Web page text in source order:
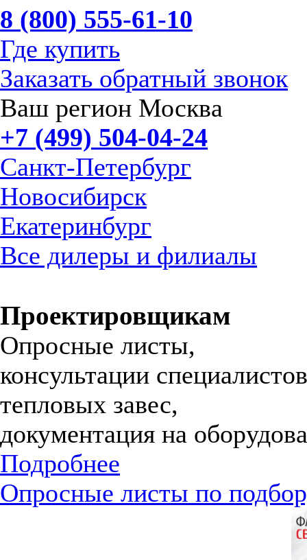
8 (800) 555-61-10
Где купить
Заказать обратный звонок
Ваш регион Москва
+7 (499) 504-04-24
Санкт-Петербург
Новосибирск
Екатеринбург
Все дилеры и филиалы
Проектировщикам
Опросные листы,
консультации
тепловых завес,
документация на
Подробнее
Опросные листы по